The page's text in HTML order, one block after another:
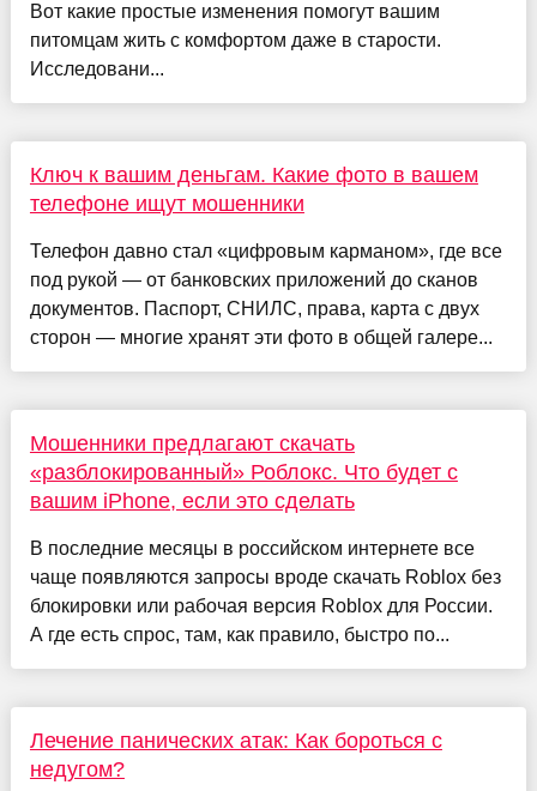
Вот какие простые изменения помогут вашим
питомцам жить с комфортом даже в старости.
Исследовани...
Ключ к вашим деньгам. Какие фото в вашем
телефоне ищут мошенники
Телефон давно стал «цифровым карманом», где все
под рукой — от банковских приложений до сканов
документов. Паспорт, СНИЛС, права, карта с двух
сторон — многие хранят эти фото в общей галере...
Мошенники предлагают скачать
«разблокированный» Роблокс. Что будет с
вашим iPhone, если это сделать
В последние месяцы в российском интернете все
чаще появляются запросы вроде скачать Roblox без
блокировки или рабочая версия Roblox для России.
А где есть спрос, там, как правило, быстро по...
Лечение панических атак: Как бороться с
недугом?